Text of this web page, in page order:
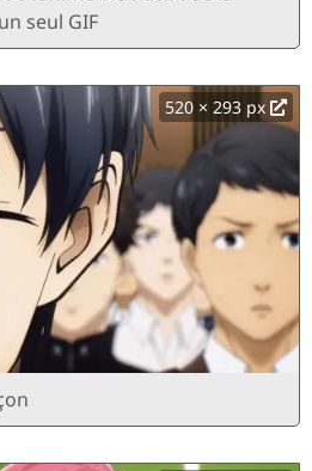
seul GIF
520 × 293 px